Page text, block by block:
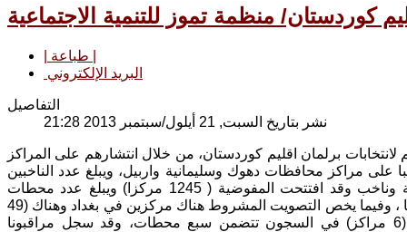
كوردستان/ منظمة تموز للتنمية الاجتماعية
البريد الإلكتروني
التفاصيل
نشر بتاريخ السبت, 21 أيلول/سبتمبر 2013 21:28
تموز للتنمية الاجتماعية اليوم السبت 21 ايلول 2013 مراقبتهم لانتخابات برلمان اقليم كوردستان، من خلال انتشارهم على المراكز
بالتصويت العام، اذ انتشر 170 مراقبة و مراقبا على مراكز محافظات دهوك وسليمانية واربيل، ويبلغ عدد الناخبين
(2653743) مليونین وستمائة وثلاثة وخمسون الف وسبعمائة وثلاثة واربعون ناخبة وناخب وقد افتتحت المفوضية ( 1245 مركزا) ويبلغ عدد محطات
الاقتراع (6273 محطة) منتشرة على محافظات الاقليم والاقضية والنواحي التابعة لها ، وفيما يخص التصويت المشروط هناك مركزين في بغداد وهناك (49
مركزا) للتصويت المشروط في المستشفيات عدد محطاتها (50 محطة) وهناك (6 مراكز) في السجون تتضمن سبع محطات، وقد سجل مراقبونا